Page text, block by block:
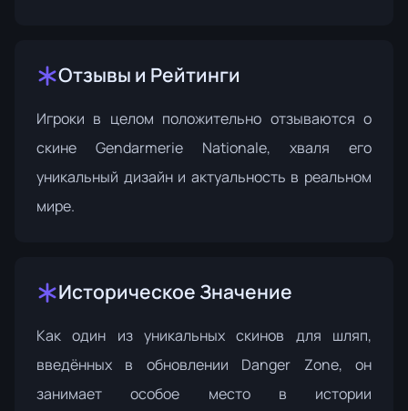
Отзывы и Рейтинги
Игроки в целом положительно отзываются о
скине Gendarmerie Nationale, хваля его
уникальный дизайн и актуальность в реальном
мире.
Историческое Значение
Как один из уникальных скинов для шляп,
введённых в обновлении Danger Zone, он
занимает особое место в истории